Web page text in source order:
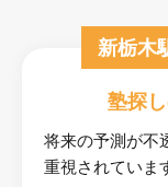
新栃木
塾探
将来の予測が不
重視されていま